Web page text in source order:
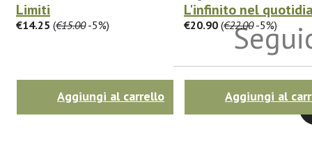
Limiti
€14.25 (€15.00-5%)
Aggiungi al carrello
L'infinito nel
€20.90 (€22.00-5%)
Aggiungi al